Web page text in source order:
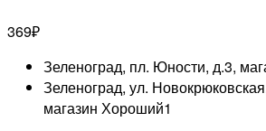
369₽
Зеленоград, пл. Юности, д.3,
Зеленоград, ул.
магазин Хороший1